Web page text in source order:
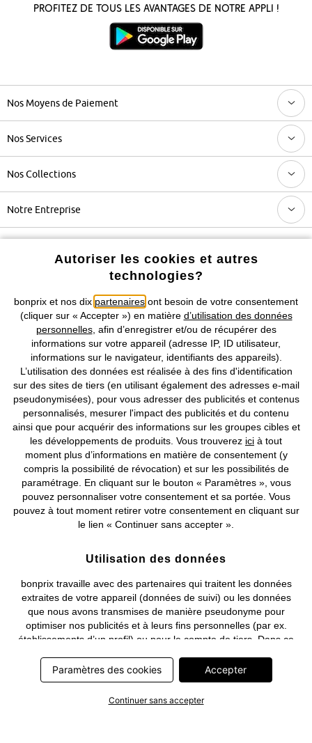
Profitez de tous les avantages de notre appli !
Nos Moyens de Paiement
Nos Services
Nos Collections
Notre Entreprise
Retrouvez bonprix sur
Prix indiqués TVA comprise avec en susfrais de port & de service
CGV Données personnelles Paramètres des cookies
Mentions légales Résilier le contrat
©2026 bonprix.Tous droits réservés.
Deutsch Français
Autoriser les cookies et autres
technologies?
bonprix et nos dix partenaires ont besoin de votre consentement
(cliquer sur « Accepter ») en matière d’utilisation des données
personnelles, afin d’enregistrer et/ou de récupérer des
informations sur votre appareil (adresse IP, ID utilisateur,
informations sur le navigateur, identifiants des appareils).
L’utilisation des données est réalisée à des fins d'identification
sur des sites de tiers (en utilisant également des adresses e-mail
pseudonymisées), pour vous adresser des publicités et contenus
personnalisés, mesurer l'impact des publicités et du contenu
ainsi que pour acquérir des informations sur les groupes cibles et
les développements de produits. Vous trouverez ici à tout
moment plus d’informations en matière de consentement (y
compris la possibilité de révocation) et sur les possibilités de
paramétrage. En cliquant sur le bouton « Paramètres », vous
pouvez personnaliser votre consentement et sa portée. Vous
pouvez à tout moment retirer votre consentement en cliquant sur
le lien « Continuer sans accepter ».
Utilisation des données
bonprix travaille avec des partenaires qui traitent les données
extraites de votre appareil (données de suivi) ou les données
que nous avons transmises de manière pseudonyme pour
optimiser nos publicités et à leurs fins personnelles (par ex.
établissements d’un profil) ou pour le compte de tiers. Dans ce
transmission de vos données pseudonymisées mais également
le traitement ultérieur de ces données par ce prestataire
nécessitent un consentement. Les données de suivi seront alors
collectées ou vos données pseudonymisées seront alors
Paramètres des cookies Accepter
Continuer sans accepter